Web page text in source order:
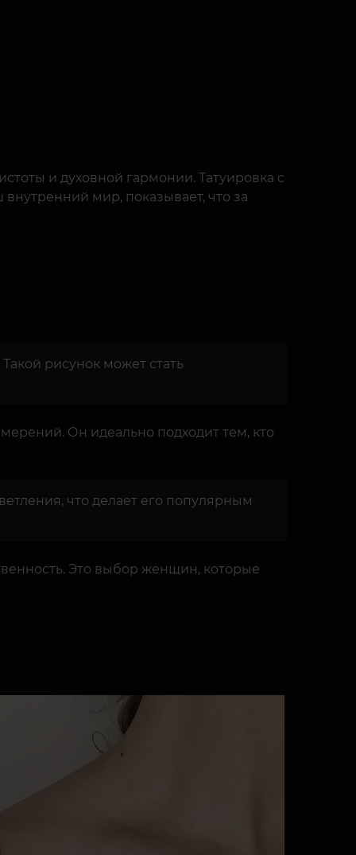
и духовной гармонии. Татуировка с
мир, показывает, что за
рисунок может стать
Он идеально подходит тем, кто
что делает его популярным
Это выбор женщин, которые